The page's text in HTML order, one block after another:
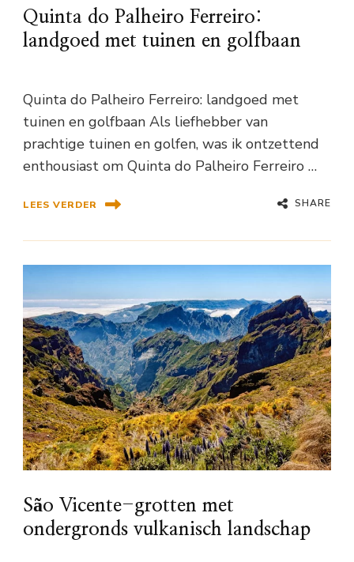
Quinta do Palheiro Ferreiro:
landgoed met tuinen en golfbaan
Quinta do Palheiro Ferreiro: landgoed met
tuinen en golfbaan Als liefhebber van
prachtige tuinen en golfen, was ik ontzettend
enthousiast om Quinta do Palheiro Ferreiro …
LEES VERDER SHARE
São Vicente-grotten met
ondergronds vulkanisch landschap